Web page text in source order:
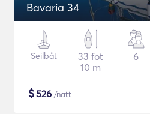
Bavaria 34
Seilbåt
33 fot
10 m
6
$526 /natt